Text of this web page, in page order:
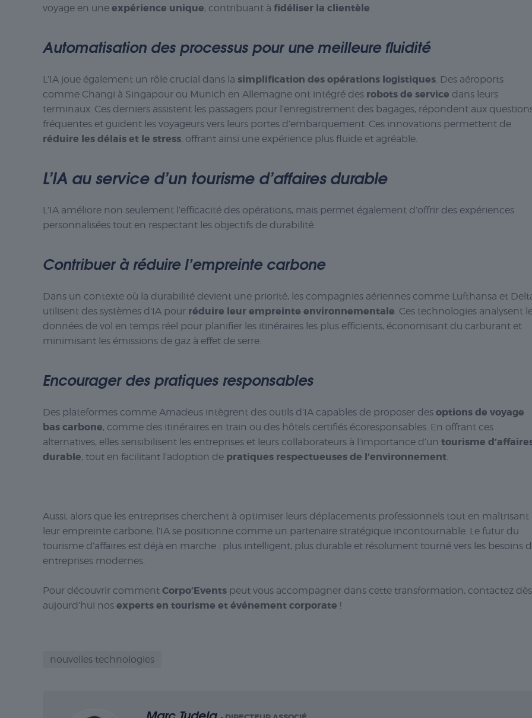
voyage en une expérience unique, contribuant à fidéliser la clientèle.
Automatisation des processus pour une meilleure fluidité
L’IA joue également un rôle crucial dans la simplification des opérations logistiques. Des aéroports
comme Changi à Singapour ou Munich en Allemagne ont intégré des robots de service dans leurs
terminaux. Ces derniers assistent les passagers pour l’enregistrement des bagages, répondent aux
fréquentes et guident les voyageurs vers leurs portes d’embarquement. Ces innovations permettent de
réduire les délais et le stress, offrant ainsi une expérience plus fluide et agréable.
L’IA au service d’un tourisme d’affaires durable
L’IA améliore non seulement l’efficacité des opérations, mais permet également d’offrir des expériences
personnalisées tout en respectant les objectifs de durabilité.
Contribuer à réduire l’empreinte carbone
Dans un contexte où la durabilité devient une priorité, les compagnies aériennes comme Lufthansa et
utilisent des systèmes d’IA pour réduire leur empreinte environnementale. Ces technologies analysent
données de vol en temps réel pour planifier les itinéraires les plus efficients, économisant du carburant et
minimisant les émissions de gaz à effet de serre.
Encourager des pratiques responsables
Des plateformes comme Amadeus intègrent des outils d’IA capables de proposer des options de voyage
bas carbone, comme des itinéraires en train ou des hôtels certifiés écoresponsables. En offrant ces
alternatives, elles sensibilisent les entreprises et leurs collaborateurs à l’importance d’un tourisme
durable, tout en facilitant l’adoption de pratiques respectueuses de l’environnement.
Aussi, alors que les entreprises cherchent à optimiser leurs déplacements professionnels tout en maîtrisant
leur empreinte carbone, l’IA se positionne comme un partenaire stratégique incontournable. Le futur du
tourisme d’affaires est déjà en marche : plus intelligent, plus durable et résolument tourné vers les besoins
entreprises modernes.
Pour découvrir comment Corpo’Events peut vous accompagner dans cette transformation, contactez dès
aujourd’hui nos experts en tourisme et événement corporate !
nouvelles technologies
Marc Tudela